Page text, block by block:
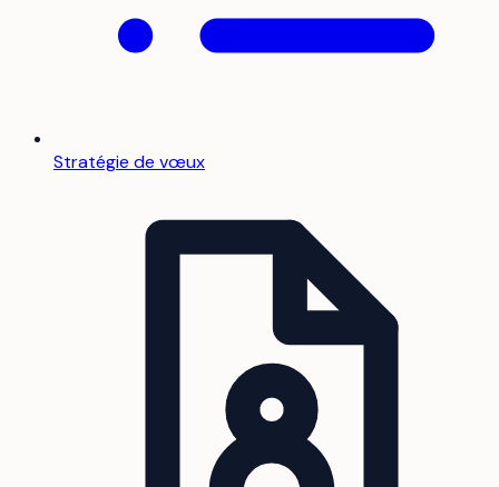
Stratégie de vœux